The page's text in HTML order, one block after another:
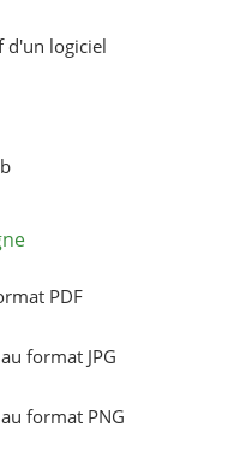
d'un logiciel
PDF
format JPG
format PNG